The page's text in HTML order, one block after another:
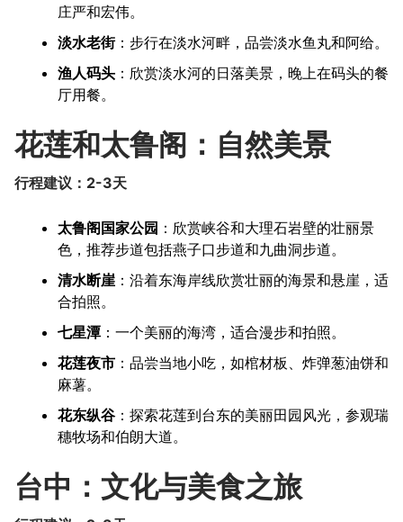
庄严和宏伟。
淡水老街：步行在淡水河畔，品尝淡水鱼丸和阿给。
渔人码头 ：欣赏淡水河的日落美景，晚上在码头的餐
厅用餐。
花莲和太鲁阁：自然美景
行程建议：2-3天
太鲁阁国家公园 ：欣赏峡谷和大理石岩壁的壮丽景
色，推荐步道包括燕子口步道和九曲洞步道。
清水断崖 ：沿着东海岸线欣赏壮丽的海景和悬崖，适
合拍照。
七星潭：一个美丽的海湾，适合漫步和拍照。
花莲夜市 ：品尝当地小吃，如棺材板、炸弹葱油饼和
麻薯。
花东纵谷 ：探索花莲到台东的美丽田园风光，参观瑞
穗牧场和伯朗大道。
台中：文化与美食之旅